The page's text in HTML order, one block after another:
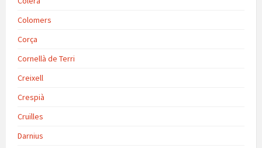
Colomers
Corça
Cornellà de Terri
Creixell
Crespià
Cruïlles
Darnius